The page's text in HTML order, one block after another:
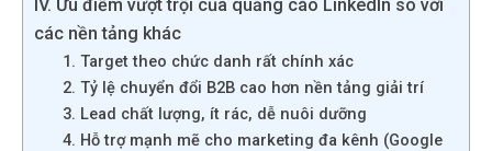
IV. Ưu điểm vượt trội của quảng cáo LinkedIn so với
các nền tảng khác
1. Target theo chức danh rất chính xác
2. Tỷ lệ chuyển đổi B2B cao hơn nền tảng giải trí
3. Lead chất lượng, ít rác, dễ nuôi dưỡng
4. Hỗ trợ mạnh mẽ cho marketing đa kênh (Google